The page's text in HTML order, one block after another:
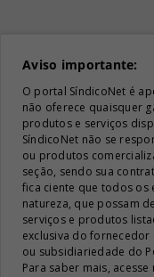
Aviso importante:
O portal SíndicoNet é
não oferece quaisquer
produtos e serviços
SíndicoNet não se
ou produtos
seção, sendo sua
fica ciente que todos os
natureza, que possam
serviços e produtos
exclusiva do
ou subsidiariedade do
Para saber mais, acesse